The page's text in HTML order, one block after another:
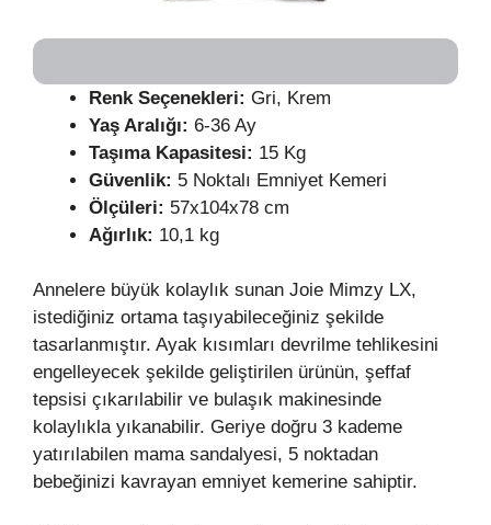
Renk Seçenekleri: Gri, Krem
Yaş Aralığı: 6-36 Ay
Taşıma Kapasitesi: 15 Kg
Güvenlik: 5 Noktalı Emniyet Kemeri
Ölçüleri: 57x104x78 cm
Ağırlık: 10,1 kg
Annelere büyük kolaylık sunan Joie Mimzy LX,
istediğiniz ortama taşıyabileceğiniz şekilde
tasarlanmıştır. Ayak kısımları devrilme tehlikesini
engelleyecek şekilde geliştirilen ürünün, şeffaf
tepsisi çıkarılabilir ve bulaşık makinesinde
kolaylıkla yıkanabilir. Geriye doğru 3 kademe
yatırılabilen mama sandalyesi, 5 noktadan
bebeğinizi kavrayan emniyet kemerine sahiptir.